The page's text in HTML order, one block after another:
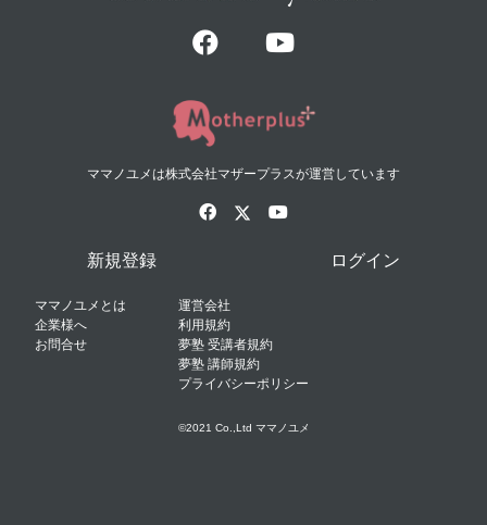
ママノユメは株式会社マザープラスが運営しています
新規登録 ログイン
ママノユメとは
企業様へ
お問合せ
運営会社
利用規約
夢塾 受講者規約
夢塾 講師規約
プライバシーポリシー
©2021 Co.,Ltd ママノユメ